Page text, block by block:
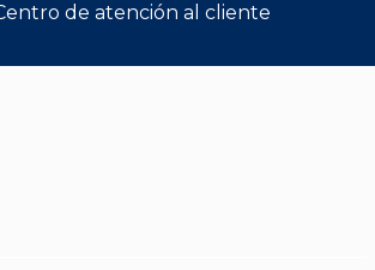
de atención al cliente